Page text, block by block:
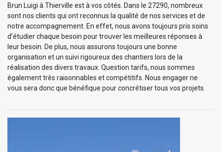
Brun Luigi à Thierville est à vos côtés. Dans le 27290, nombreux
sont nos clients qui ont reconnus la qualité de nos services et de
notre accompagnement. En effet, nous avons toujours pris soins
d’étudier chaque besoin pour trouver les meilleures réponses à
leur besoin. De plus, nous assurons toujours une bonne
organisation et un suivi rigoureux des chantiers lors de la
réalisation des divers travaux. Question tarifs, nous sommes
également très raisonnables et compétitifs. Nous engager ne
vous sera donc que bénéfique pour concrétiser tous vos projets.